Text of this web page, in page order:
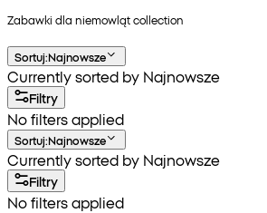
Zabawki dla niemowlątcollection
Sortuj:Najnowsze
Currently sorted by Najnowsze
Filtry
No filters applied
Sortuj:Najnowsze
Currently sorted by Najnowsze
Filtry
No filters applied